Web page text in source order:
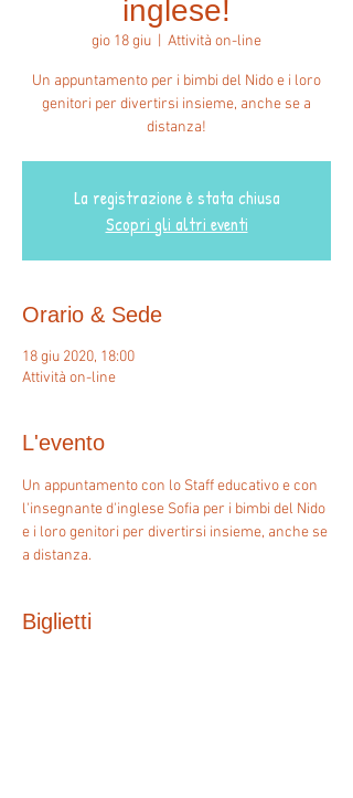
inglese!
gio 18 giu Attività on-line
Un appuntamento per i bimbi del Nido e i loro
genitori per divertirsi insieme, anche se a
distanza!
La registrazione è stata chiusa
Scopri gli altri eventi
Orario & Sede
18 giu 2020, 18:00
Attività on-line
L'evento
Un appuntamento con lo Staff educativo e con
l'insegnante d'inglese Sofia per i bimbi del Nido
e i loro genitori per divertirsi insieme, anche se
a distanza.
Biglietti